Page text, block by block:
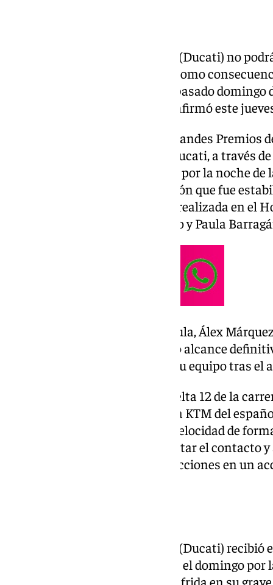
El piloto español Álex Márquez (Ducati) no
de Italia y Hungría de MotoGP como
grave accidente que padeció el pasado
Premio de Catalunya, según confirmó este
«Álex Márquez se perderá los Grandes
escudería italiana, satélite de Ducati, a través
catalán fue operado el domingo por la noche
sufrida en el accidente, una lesión que fue
una placa en una intervención realizada en el
por Anna Carreras, David Benito y Paula
Además de la fractura de clavícula, Álex
marginal en la vértebra C7, cuyo alcance
próximos días, según informó su equipo tras el
El percance se produjo en la vuelta 12 de la
Barcelona-Catalunya, cuando la KTM del
problema electrónico y perdió velocidad de
rodaba justo detrás, no pudo evitar el contacto
violentamente contra las protecciones en un
El piloto español Álex Márquez (Ducati)
operación a la que fue sometido el domingo
fractura de clavícula derecha sufrida en su